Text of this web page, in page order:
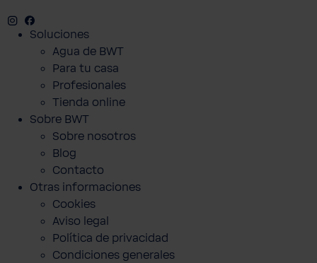
Instagram
Soluciones
Agua de BWT
Para tu casa
Profesionales
Tienda online
Sobre BWT
Sobre nosotros
Blog
Contacto
Otras informaciones
Cookies
Aviso legal
Política de privacidad
Condiciones generales